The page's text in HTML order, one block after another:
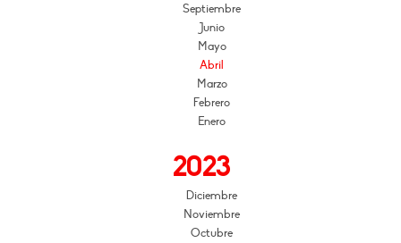
Septiembre
Junio
Mayo
Abril
Marzo
Febrero
Enero
2023
Diciembre
Noviembre
Octubre